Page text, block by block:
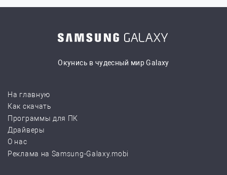
Окунись в чудесный мир Galaxy
На главную
Как скачать
Программы для ПК
Драйверы
О нас
Реклама на Samsung-Galaxy.mobi